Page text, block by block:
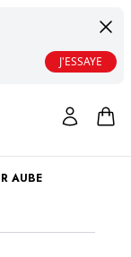
J'ESSAYE
AUBE